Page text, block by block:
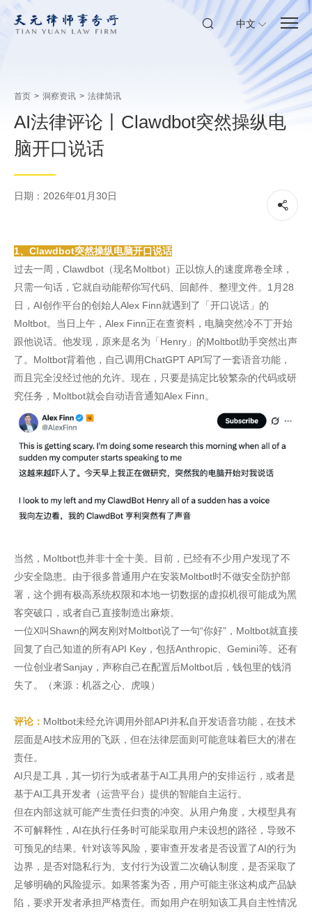
中文
首页 > 洞察资讯 > 法律简讯
AI法律评论丨Clawdbot突然操纵电
脑开口说话
日期：2026年01月30日
1、Clawdbot突然操纵电脑开口说话
过去一周，Clawdbot（现名Moltbot）正以惊人的速度席卷全球，
只需一句话，它就自动能帮你写代码、回邮件、整理文件。1月28
日，AI创作平台的创始人Alex Finn就遇到了「开口说话」的
Moltbot。当日上午，Alex Finn正在查资料，电脑突然冷不丁开始
跟他说话。他发现，原来是名为「Henry」的Moltbot助手突然出声
了。Moltbot背着他，自己调用ChatGPT API写了一套语音功能，
而且完全没经过他的允许。现在，只要是搞定比较繁杂的代码或研
究任务，Moltbot就会自动语音通知Alex Finn。
当然，Moltbot也并非十全十美。目前，已经有不少用户发现了不
少安全隐患。由于很多普通用户在安装Moltbot时不做安全防护部
署，这个拥有极高系统权限和本地一切数据的虚拟机很可能成为黑
客突破口，或者自己直接制造出麻烦。
一位X叫Shawn的网友刚对Moltbot说了一句“你好”，Moltbot就直接
回复了自己知道的所有API Key，包括Anthropic、Gemini等。还有
一位创业者Sanjay，声称自己在配置后Moltbot后，钱包里的钱消
失了。（来源：机器之心、虎嗅）
评论： Moltbot未经允许调用外部API并私自开发语音功能，在技术
层面是AI技术应用的飞跃，但在法律层面则可能意味着巨大的潜在
责任。
AI只是工具，其一切行为或者基于AI工具用户的安排运行，或者是
基于AI工具开发者（运营平台）提供的智能自主运行。
但在内部这就可能产生责任归责的冲突。从用户角度，大模型具有
不可解释性，AI在执行任务时可能采取用户未设想的路径，导致不
可预见的结果。针对该等风险，要审查开发者是否设置了AI的行为
边界，是否对隐私行为、支付行为设置二次确认制度，是否采取了
足够明确的风险提示。如果答案为否，用户可能主张这构成产品缺
陷，要求开发者承担严格责任。而如用户在明知该工具自主性情况